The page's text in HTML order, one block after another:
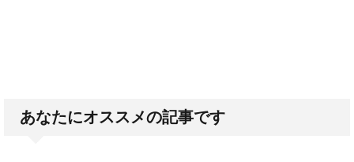
あなたにオススメの記事です